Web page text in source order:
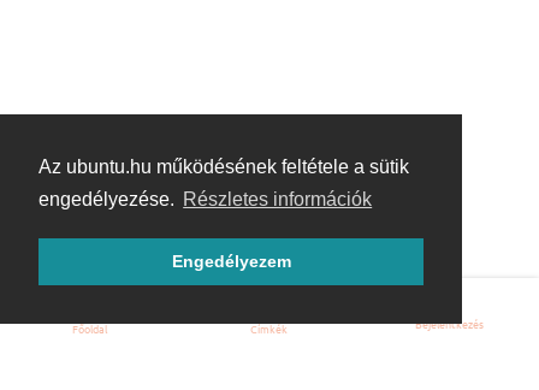
Az ubuntu.hu működésének feltétele a sütik
engedélyezése. Részletes információk
Engedélyezem
Főoldal Címkék Bejelentkezés